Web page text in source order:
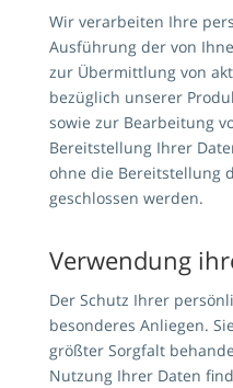
Wir verarbeiten Ihre
Ausführung der von
zur Übermittlung von
bezüglich unserer
sowie zur Bearbeitung
Bereitstellung Ihrer
ohne die Bereitstellung
geschlossen werden.
Verwendung
Der Schutz Ihrer
besonderes Anliegen.
größter Sorgfalt
Nutzung Ihrer Daten